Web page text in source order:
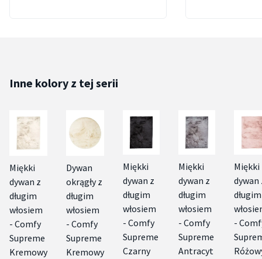
Inne kolory z tej serii
Miękki
dywan z
długim
włosiem
- Comfy
Supreme
Kremowy
Dywan
okrągły z
długim
włosiem
- Comfy
Supreme
Kremowy
Miękki
dywan z
długim
włosiem
- Comfy
Supreme
Czarny
Miękki
dywan z
długim
włosiem
- Comfy
Supreme
Antracyt
Miękki
dywan
długim
-